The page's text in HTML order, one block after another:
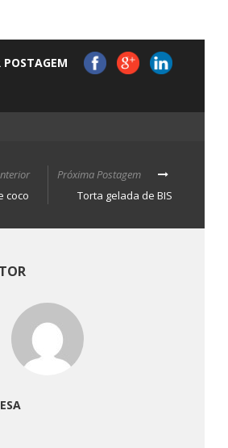
coco
Próxima Postagem
Torta gelada de BIS